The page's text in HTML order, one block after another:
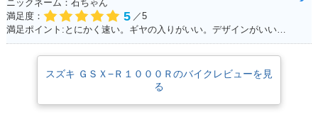
2016年 GSX-R100
2015年 GSX-R100
2015年 GSX-R100
ニックネーム：石ちゃん
満足度：
5 ／5
満足ポイント:とにかく速い。ギヤの入りがいい。デザインがいい！！
スズキ ＧＳＸ−Ｒ１０００Ｒのバイクレビューを見
る